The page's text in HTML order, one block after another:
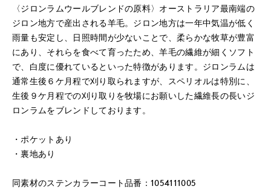
〈ジロンラムウールブレンドの原料〉オーストラリア最南端の
ジロン地方で産出される羊毛。ジロン地方は一年中気温が低く
雨量も安定し、日照時間が少ないことで、柔らかな牧草が豊富
にあり、それらを食べて育ったため、羊毛の繊維が細くソフト
で、白度に優れているといった特徴があります。ジロンラムは
通常生後６ケ月程で刈り取られますが、スペリオルは特別に、
生後９ケ月程での刈り取りを牧場にお願いした繊維長の長いジ
ロンラムをブレンドしております。
・ポケットあり
・裏地あり
同素材のステンカラーコート品番：1054111005